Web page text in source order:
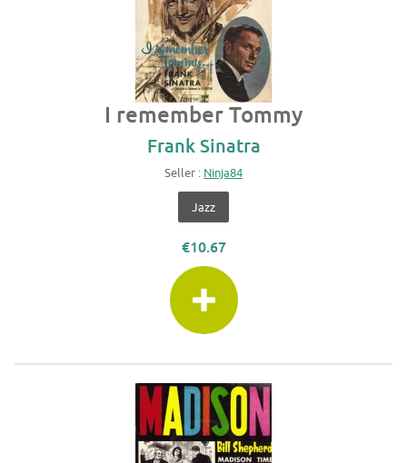
I remember Tommy
Frank Sinatra
Seller : Ninja84
Jazz
€10.67